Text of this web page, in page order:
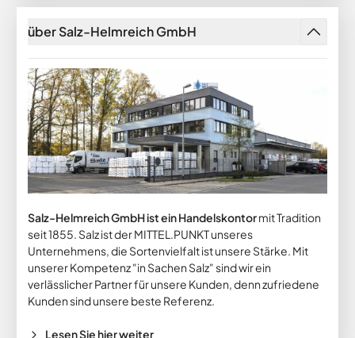
über Salz-Helmreich GmbH
Salz-Helmreich GmbH ist ein Handelskontormit Tradition
seit 1855. Salz ist der MITTEL.PUNKT unseres
Unternehmens, die Sortenvielfalt ist unsere Stärke. Mit
unserer Kompetenz "in Sachen Salz" sind wir ein
verlässlicher Partner für unsere Kunden, denn zufriedene
Kunden sind unsere beste Referenz.
Lesen Sie hier weiter